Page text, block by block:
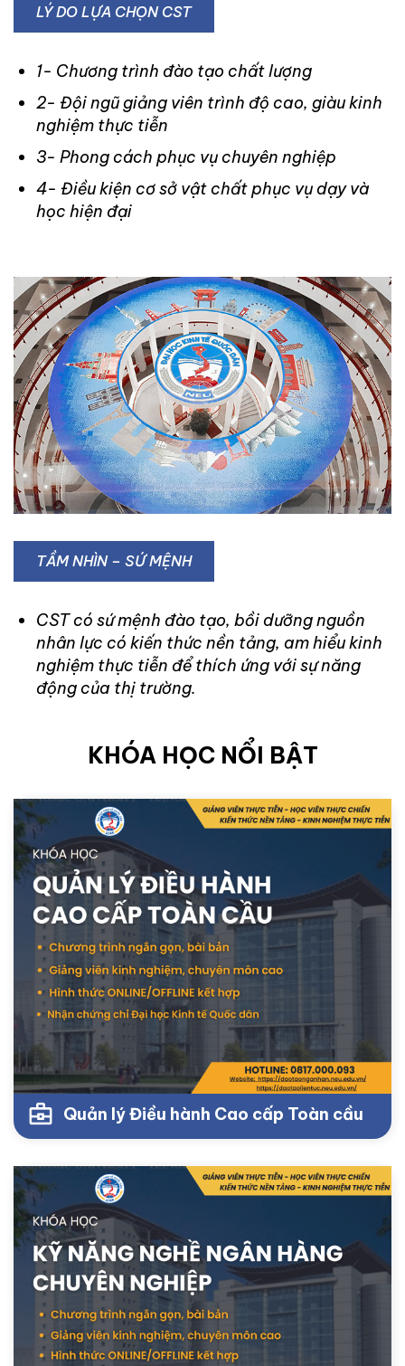
LÝ DO LỰA CHỌN CST
1- Chương trình đào tạo chất lượng
2- Đội ngũ giảng viên trình độ cao, giàu kinh
nghiệm thực tiễn
3- Phong cách phục vụ chuyên nghiệp
4- Điều kiện cơ sở vật chất phục vụ dạy và
học hiện đại
TẦM NHÌN – SỨ MỆNH
CST có sứ mệnh đào tạo, bồi dưỡng nguồn
nhân lực có kiến thức nền tảng, am hiểu kinh
nghiệm thực tiễn để thích ứng với sự năng
động của thị trường.
KHÓA HỌC NỔI BẬT
Quản lý Điều hành Cao cấp Toàn cầu